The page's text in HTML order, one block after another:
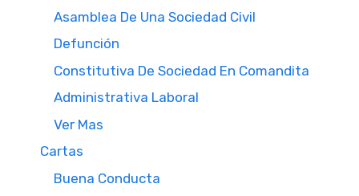
Asamblea De Una Sociedad Civil
Defunción
Constitutiva De Sociedad En Comandita
Administrativa Laboral
Ver Mas
Cartas
Buena Conducta